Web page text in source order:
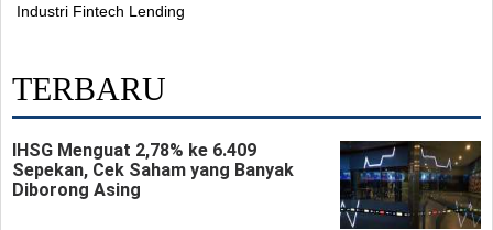
Industri Fintech Lending
TERBARU
IHSG Menguat 2,78% ke 6.409
Sepekan, Cek Saham yang Banyak
Diborong Asing